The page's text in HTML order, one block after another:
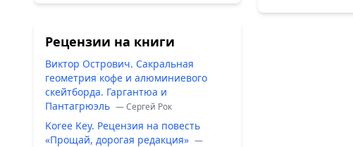
Рецензии на книги
Виктор Острович. Сакральная
геометрия кофе и алюминиевого
скейтборда. Гаргантюа и
Пантагрюэль — Сергей Рок
Koree Key. Рецензия на повесть
«Прощай, дорогая редакция» —